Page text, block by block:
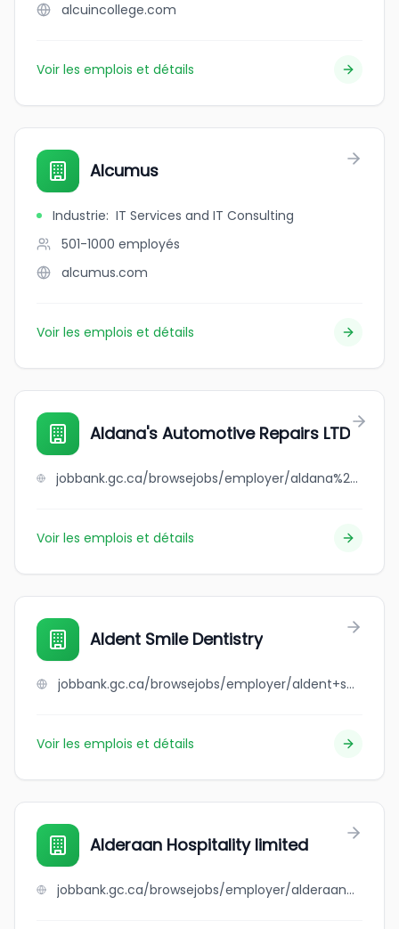
alcuincollege.com
Voir les emplois et détails
Alcumus
Industrie: IT Services and IT Consulting
501-1000 employés
alcumus.com
Voir les emplois et détails
Aldana's Automotive Repairs LTD
jobbank.gc.ca/browsejobs/employer/aldana%27s+automotive+repairs+ltd/ca
Voir les emplois et détails
Aldent Smile Dentistry
jobbank.gc.ca/browsejobs/employer/aldent+smile+dentistry/ca
Voir les emplois et détails
Alderaan Hospitality limited
jobbank.gc.ca/browsejobs/employer/alderaan+hospitality+limited/ca